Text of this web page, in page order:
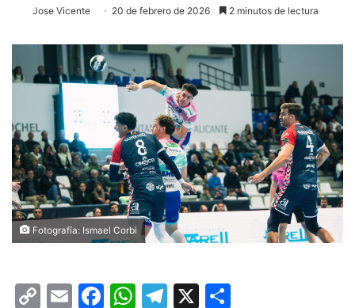
Jose Vicente 20 de febrero de 2026 2 minutos de lectura
Fotografía: Ismael Corbi
C
E
F
W T
X